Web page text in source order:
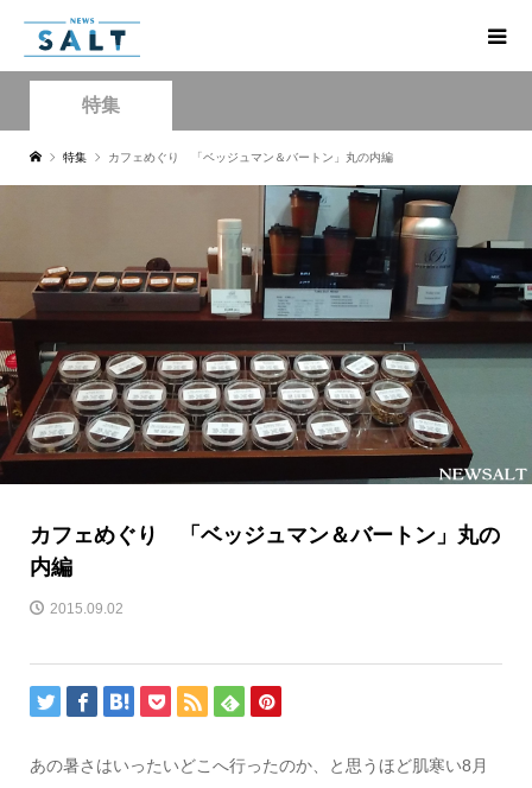
特集
特集 カフェめぐり 「ベッジュマン＆バートン」丸の内編
カフェめぐり 「ベッジュマン＆バートン」丸の
内編
2015.09.02
あの暑さはいったいどこへ行ったのか、と思うほど肌寒い8月